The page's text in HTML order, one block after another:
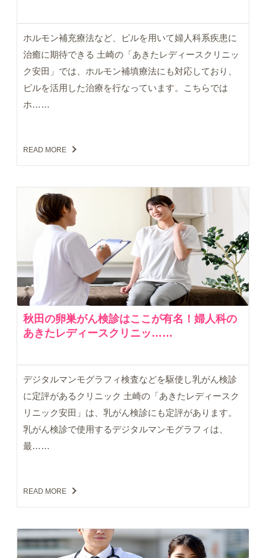
ホルモン補充療法など、ピルを用いて婦人科系疾患に
治癒に期待できる 土崎の「あきたレディースクリニッ
ク安田」では、ホルモン補填療法にも対応しており、
ピルを活用した治療を行なっています。こちらでは
ホ……
READ MORE
秋田の卵巣がん検診はここが有名！婦人科の
あきたレディースクリニッ……
デジタルマンモグラフィ検査などを駆使し乳がん検診
に定評があるクリニック 土崎の「あきたレディースク
リニック安田」は、乳がん検診にも定評があります。
乳がん検診で使用するデジタルマンモグラフィは、
最……
READ MORE